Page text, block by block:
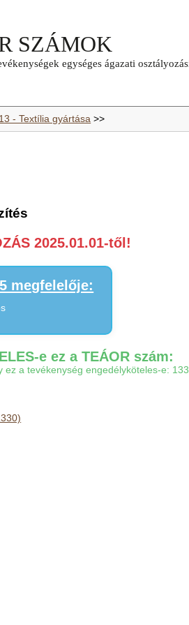
13 - Textília gyártása >>
2025.01.01-től!
megfelelője:
e ez a TEÁOR szám:
ez a tevékenység engedélyköteles-e: 133